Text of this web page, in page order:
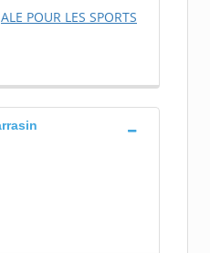
POUR LES SPORTS